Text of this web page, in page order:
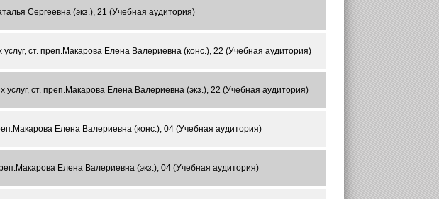
Сергеевна (экз.), 21 (Учебная аудитория)
ст. преп.Макарова Елена Валериевна (конс.), 22 (Учебная аудитория)
ст. преп.Макарова Елена Валериевна (экз.), 22 (Учебная аудитория)
Елена Валериевна (конс.), 04 (Учебная аудитория)
Елена Валериевна (экз.), 04 (Учебная аудитория)